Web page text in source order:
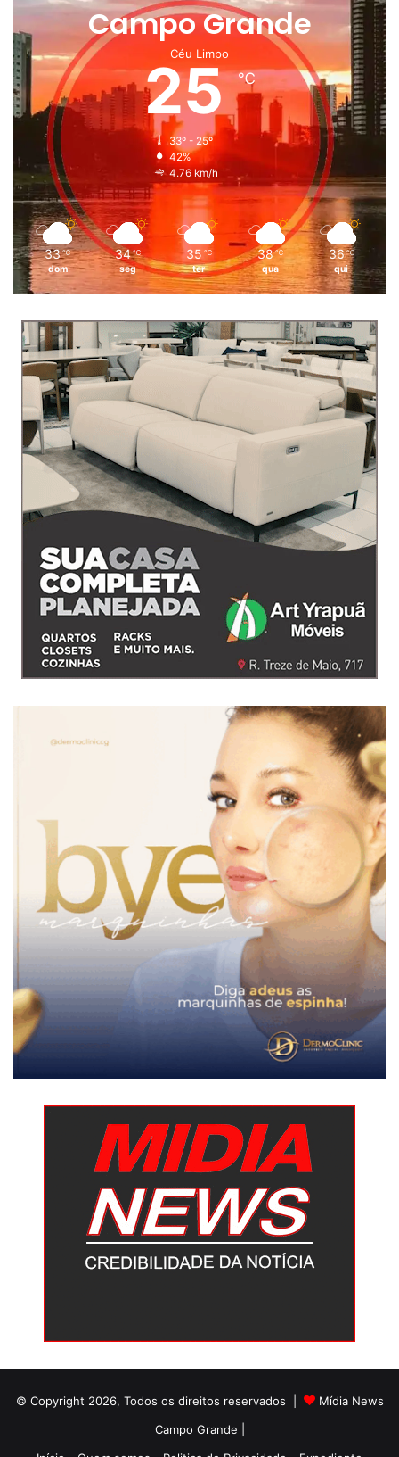
Campo Grande
Céu Limpo
25℃
33º - 25º
42%
4.76 km/h
33 ℃
dom
34 ℃
seg
35 ℃
ter
38 ℃
qua
36 ℃
qui
© Copyright 2026, Todos os direitos reservados |
Mídia News
Campo Grande |